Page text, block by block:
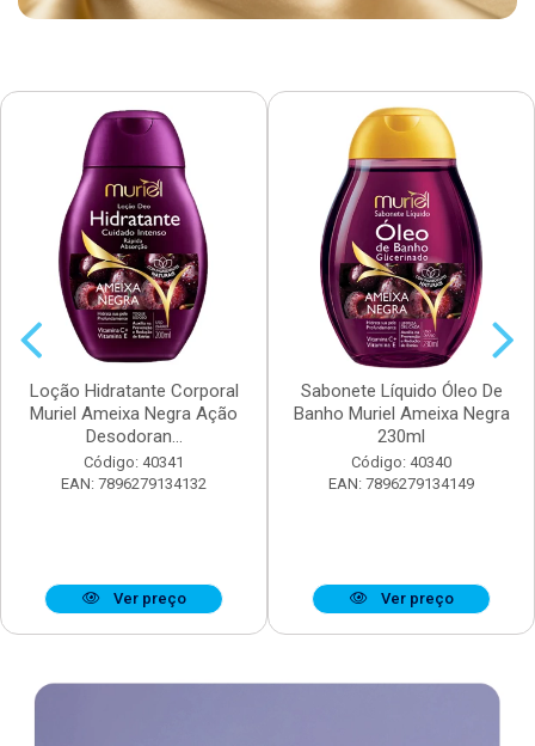
Loção Hidratante Corporal
Muriel Ameixa Negra Ação
Desodoran...
Código: 40341
EAN: 7896279134132
Ver preço
Sabonete Líquido Óleo De
Banho Muriel Ameixa Negra
230ml
Código: 40340
EAN: 7896279134149
Ver preço